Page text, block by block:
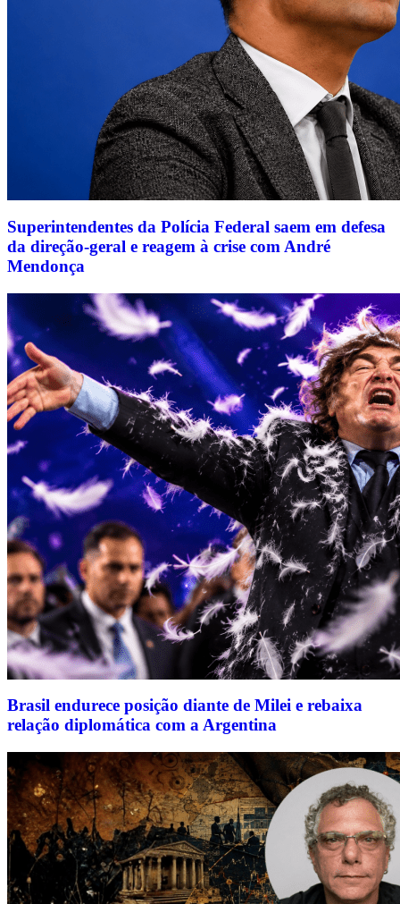
Superintendentes da Polícia Federal saem em defesa
da direção-geral e reagem à crise com André
Mendonça
Brasil endurece posição diante de Milei e rebaixa
relação diplomática com a Argentina